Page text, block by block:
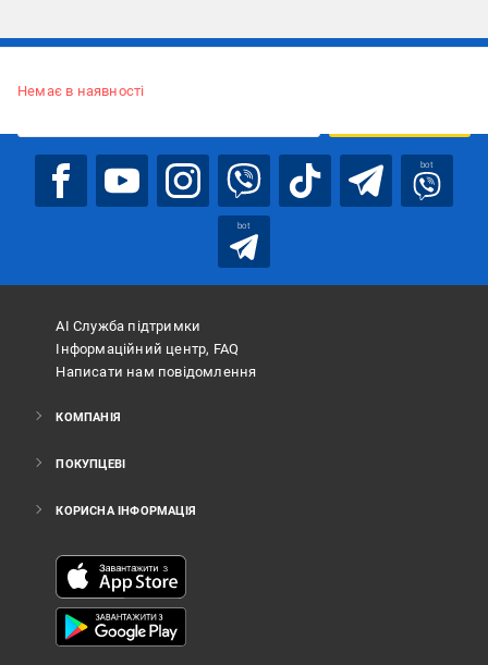
Немає в наявності
bot
bot
АІ Служба підтримки
Інформаційний центр, FAQ
Написати нам повідомлення
КОМПАНІЯ
ПОКУПЦЕВІ
КОРИСНА ІНФОРМАЦІЯ